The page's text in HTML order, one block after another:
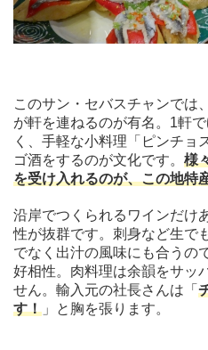
このサン・セバスチャンでは
が軒を連ねるのが有名。1軒
く、手軽な小料理「ピンチョ
ゴ酒をするのが文化です。 様
を受け入れるのが、この地特
沿岸でつくられるワインだけ
性が抜群です。刺身など生で
でなく出汁の風味にも合うの
好相性。肉料理は余韻をサッ
せん。輸入元の社長さんは「
す！ 」と胸を張ります。